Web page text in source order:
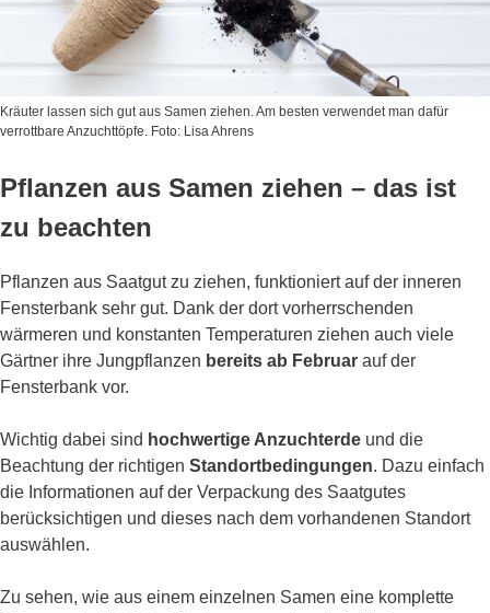
Kräuter lassen sich gut aus Samen ziehen. Am besten verwendet man dafür
verrottbare Anzuchttöpfe. Foto: Lisa Ahrens
Pflanzen aus Samen ziehen – das ist
zu beachten
Pflanzen aus Saatgut zu ziehen, funktioniert auf der inneren
Fensterbank sehr gut. Dank der dort vorherrschenden
wärmeren und konstanten Temperaturen ziehen auch viele
Gärtner ihre Jungpflanzen bereits ab Februar auf der
Fensterbank vor.
Wichtig dabei sind hochwertige Anzuchterde und die
Beachtung der richtigen Standortbedingungen. Dazu einfach
die Informationen auf der Verpackung des Saatgutes
berücksichtigen und dieses nach dem vorhandenen Standort
auswählen.
Zu sehen, wie aus einem einzelnen Samen eine komplette